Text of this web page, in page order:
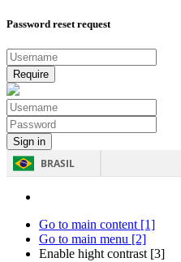
Password reset request
BRASIL
Go to main content [1]
Go to main menu [2]
Enable hight contrast [3]